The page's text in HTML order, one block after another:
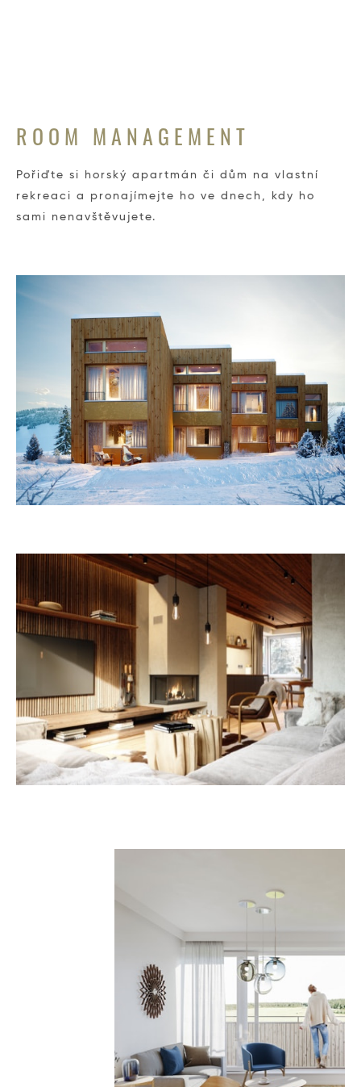
ROOM MANAGEMENT
Pořiďte si horský apartmán či dům na vlastní
rekreaci a pronajímejte ho ve dnech, kdy ho
sami nenavštěvujete.